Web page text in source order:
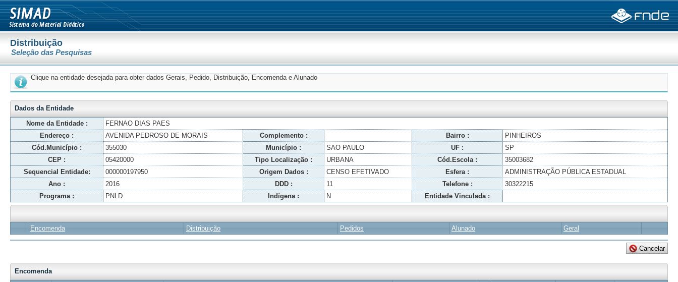
Distribuição
Seleção das Pesquisas
Clique na entidade desejada para obter dados Gerais, Pedido, Distribuição, Encomenda e Alunado
Dados da Entidade
Nome da Entidade :
FERNAO DIAS PAES
Endereço :
AVENIDA PEDROSO DE MORAIS Complemento : Bairro :
PINHEIROS
Cód.Município :
355030 Município : SAO PAULO UF :
SP
CEP :
05420000 Tipo Localização : URBANA Cód.Escola :
35003682
Sequencial Entidade:
000000197950 Origem Dados : CENSO EFETIVADO Esfera :
ADMINISTRAÇÃO PÚBLICA ESTADUAL
Ano :
2016 DDD : 11 Telefone :
30322215
Programa :
PNLD Indígena : N Entidade Vinculada :
Encomenda Distribuição Pedidos Alunado Geral
Encomenda